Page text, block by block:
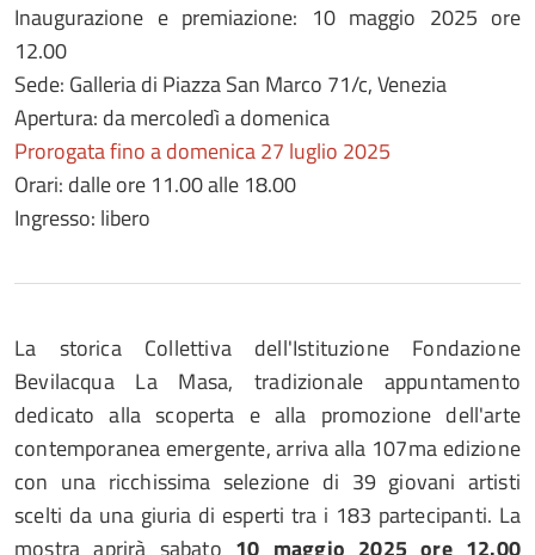
Inaugurazione e premiazione: 10 maggio 2025 ore
12.00
Sede: Galleria di Piazza San Marco 71/c, Venezia
Apertura: da mercoledì a domenica
Prorogata fino a domenica 27 luglio 2025
Orari: dalle ore 11.00 alle 18.00
Ingresso: libero
La storica Collettiva dell'Istituzione Fondazione
Bevilacqua La Masa, tradizionale appuntamento
dedicato alla scoperta e alla promozione dell'arte
contemporanea emergente, arriva alla 107ma edizione
con una ricchissima selezione di 39 giovani artisti
scelti da una giuria di esperti tra i 183 partecipanti. La
mostra aprirà sabato 10 maggio 2025 ore 12.00